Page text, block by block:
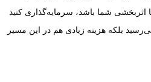
اثربخشی شما باشد، سرمایه‌گذاری کنید
بلکه هزینه زیادی هم در این مسیر